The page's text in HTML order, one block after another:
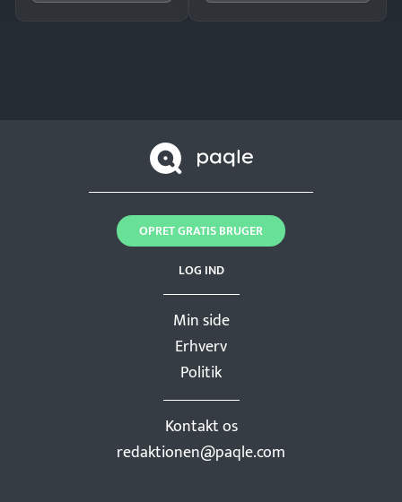
Min side
Erhverv
Politik
Kontakt os
redaktionen@paqle.com
LOG IND
OPRET GRATIS BRUGER